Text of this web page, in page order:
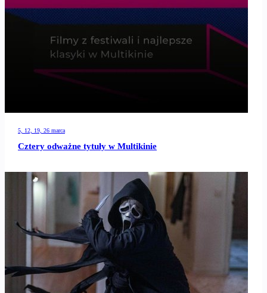
5, 12, 19, 26 marca
Cztery odważne tytuły w Multikinie